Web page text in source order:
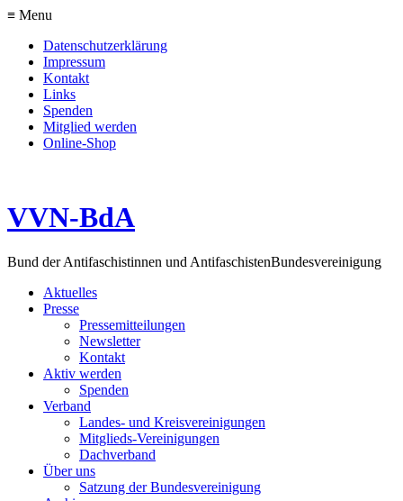
≡ Menu
Datenschutzerklärung
Impressum
Kontakt
Links
Spenden
Mitglied werden
Online-Shop
VVN-BdA
Bund der Antifaschistinnen und AntifaschistenBundesvereinigung
Aktuelles
Presse
Pressemitteilungen
Newsletter
Kontakt
Aktiv werden
Spenden
Verband
Landes- und Kreisvereinigungen
Mitglieds-Vereinigungen
Dachverband
Über uns
Satzung der Bundesvereinigung